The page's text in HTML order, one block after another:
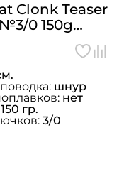
Clonk Teaser
0 150g
шнур
нет
150 гр.
3/0